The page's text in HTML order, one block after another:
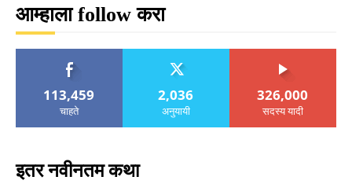
आम्हाला follow करा
113,459
चाहते
2,036
अनुयायी
326,000
सदस्य यादी
इतर नवीनतम कथा